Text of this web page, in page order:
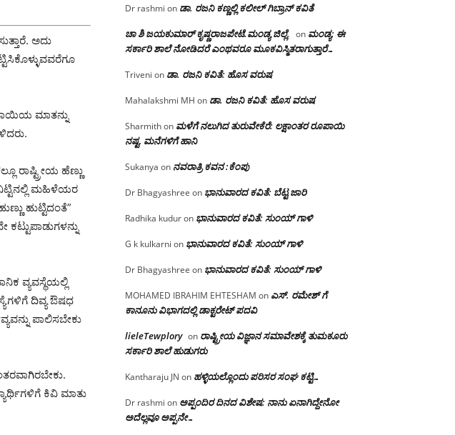
ಅದು
ಮಾತನ್ನು
ರಾಷ್ಟ್ರೀಯ ಹೆಣ್ಣು
ಮಹಿಳೆಯರ
ಹುಟ್ಟಿದಂತೆ”
ವ್ಯವಸ್ಥೆಯಲ್ಲಿ
ದಿವ್ಯ ಔಷಧ
ಪಾಲಿಸಬೇಕು
ಕಿವಿ ಮಾತು
Dr rashmi on ಡಾ. ರಜನಿ‌ ಕಣ್ಣಲ್ಲಿ ಕಲೀಲ್ ಗಿಬ್ರಾನ್ ಕವಿತೆ
ಚಾ ಶಿ ಜಯಕುಮಾರ್ ಕೃಷ್ಣರಾಜಪೇಟೆ.ಮಂಡ್ಯ ಜಿಲ್ಲೆ. on ಮಂಡ್ಯ: ಈ
ಸರ್ಕಾರಿ ಶಾಲೆ ನೋಡಿದರೆ ಎಂಥವರೂ ಮೂಕವಿಸ್ಮಿತರಾಗುತ್ತಾರೆ…
Triveni on ಡಾ. ರಜನಿ ಕವಿತೆ: ಹೊಸ ವರುಷ
Mahalakshmi MH on ಡಾ. ರಜನಿ ಕವಿತೆ: ಹೊಸ ವರುಷ
Sharmithon ಮಳೆಗೆ ನಲುಗಿದ ತುರುವೇಕೆರೆ: ಲಕ್ಷಾಂತರ ರೂಪಾಯಿ
ನಷ್ಟ, ಮನೆಗಳಿಗೆ ಹಾನಿ
Sukanya on ನವರಾತ್ರಿ ಕವನ :ಕೆಂಪು
Dr Bhagyashree on ಭಾನುವಾರದ ಕವಿತೆ: ಬೆಟ್ಟ ಜಾರಿ
Radhika kuduron ಭಾನುವಾರದ ಕವಿತೆ: ಸುಂಯ್ ಗಾಳಿ
G k kulkarni on ಭಾನುವಾರದ ಕವಿತೆ: ಸುಂಯ್ ಗಾಳಿ
Dr Bhagyashree on ಭಾನುವಾರದ ಕವಿತೆ: ಸುಂಯ್ ಗಾಳಿ
MOHAMED IBRAHIM EHTESHAM on ಎಸ್. ರಮೇಶ್ ಗೆ
ಕಾನೂನು ವಿಭಾಗದಲ್ಲಿ ಡಾಕ್ಟರೇಟ್ ಪದವಿ
lieleTewplory on ರಾಷ್ಟ್ರೀಯ ವಿಜ್ಞಾನ ಸಮಾವೇಶಕ್ಕೆ‌ ತುಮಕೂರು
ಸರ್ಕಾರಿ ಶಾಲೆ ಹುಡುಗರು
Kantharaju JN on ಹಳ್ಳಿಯಲ್ಲೊಂದು ಪರಿಸರ ಸಂಘ ಕಟ್ಟಿ…
Dr rashmi on ಅಪ್ಪಂದಿರ ದಿನದ ವಿಶೇಷ: ನಾನು ಏನಾಗಿದ್ದೇನೋ‌
ಅದೆಲ್ಲವೂ ಅಪ್ಪನೇ…